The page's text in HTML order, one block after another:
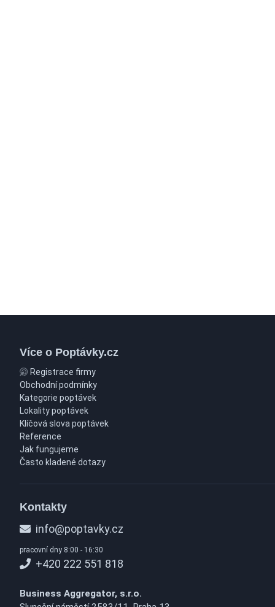
Více o Poptávky.cz
Registrace firmy
Obchodní podmínky
Kategorie poptávek
Lokality poptávek
Klíčová slova poptávek
Reference
Jak fungujeme
Často kladené dotazy
Kontakty
info@poptavky.cz
pracovní dny 8:00 - 16:30
+420 222 551 818
Business Aggregator, s.r.o.